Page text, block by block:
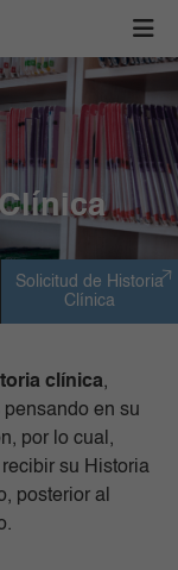
Solicitud de Historia
Clínica
clínica,
en su
por lo cual,
su Historia
posterior al